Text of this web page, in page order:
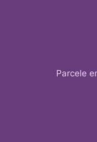
Parcele